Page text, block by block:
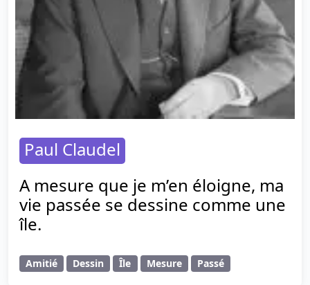
Paul Claudel
A mesure que je m’en éloigne, ma
vie passée se dessine comme une
île.
Amitié Dessin Île Mesure Passé